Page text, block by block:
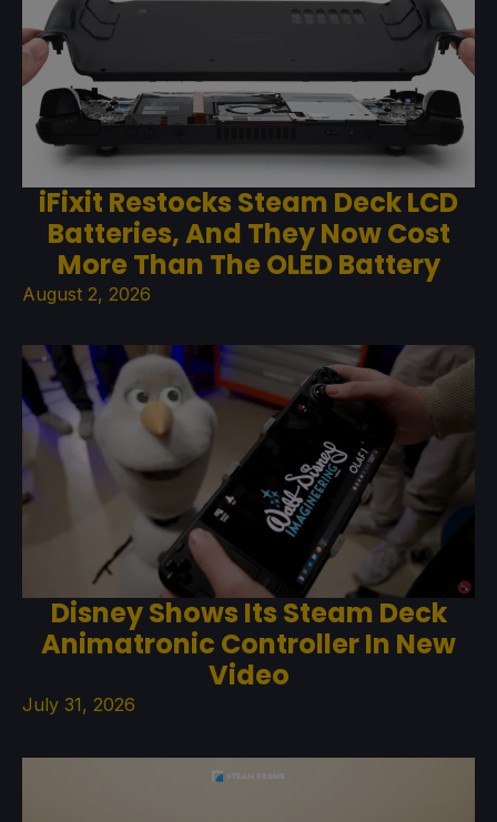
iFixit Restocks Steam Deck LCD
Batteries, And They Now Cost
More Than The OLED Battery
August 2, 2026
Disney Shows Its Steam Deck
Animatronic Controller In New
Video
July 31, 2026